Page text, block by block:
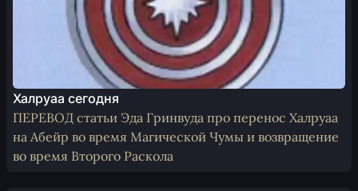
Халруаа сегодня
ПЕРЕВОД статьи Эда Гринвуда про перенос Халруаа
на Абейр во время Магической Чумы и возвращение
во время Второго Раскола